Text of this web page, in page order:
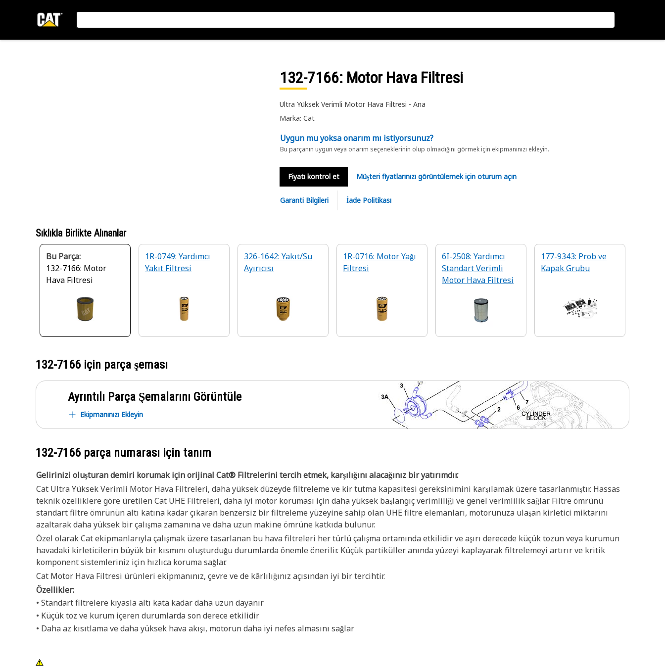
132-7166: Motor Hava Filtresi
Ultra Yüksek Verimli Motor Hava Filtresi - Ana
Marka: Cat
Uygun mu yoksa onarım mı istiyorsunuz?
Bu parçanın uygun veya onarım seçeneklerinin olup olmadığını görmek için ekipmanınızı ekleyin.
Fiyatı kontrol et Müşteri fiyatlarınızı görüntülemek için oturum açın
Garanti Bilgileri İade Politikası
Sıklıkla Birlikte Alınanlar
Bu Parça:
132-7166: Motor
Hava Filtresi
1R-0749: Yardımcı
Yakıt Filtresi
326-1642: Yakıt/Su
Ayırıcısı
1R-0716: Motor Yağı
Filtresi
6I-2508: Yardımcı
Standart Verimli
Motor Hava Filtresi
177-9343: Prob ve
Kapak Grubu
132-7166 için parça şeması
Ayrıntılı Parça Şemalarını Görüntüle
Ekipmanınızı Ekleyin
132-7166 parça numarası için tanım
Gelirinizi oluşturan demiri korumak için orijinal Cat® Filtrelerini tercih etmek, karşılığını alacağınız bir yatırımdır.
Cat Ultra Yüksek Verimli Motor Hava Filtreleri, daha yüksek düzeyde filtreleme ve kir tutma kapasitesi gereksinimini karşılamak üzere tasarlanmıştır. Hassas
teknik özelliklere göre üretilen Cat UHE Filtreleri, daha iyi motor koruması için daha yüksek başlangıç verimliliği ve genel verimlilik sağlar. Filtre ömrünü
standart filtre ömrünün altı katına kadar çıkaran benzersiz bir filtreleme yüzeyine sahip olan UHE filtre elemanları, motorunuza ulaşan kirletici miktarını
azaltarak daha yüksek bir çalışma zamanına ve daha uzun makine ömrüne katkıda bulunur.
Özel olarak Cat ekipmanlarıyla çalışmak üzere tasarlanan bu hava filtreleri her türlü çalışma ortamında etkilidir ve aşırı derecede küçük tozun veya kurumun
havadaki kirleticilerin büyük bir kısmını oluşturduğu durumlarda önemle önerilir. Küçük partiküller anında yüzeyi kaplayarak filtrelemeyi artırır ve kritik
komponent sistemleriniz için hızlıca koruma sağlar.
Cat Motor Hava Filtresi ürünleri ekipmanınız, çevre ve de kârlılığınız açısından iyi bir tercihtir.
Özellikler:
• Standart filtrelere kıyasla altı kata kadar daha uzun dayanır
• Küçük toz ve kurum içeren durumlarda son derece etkilidir
• Daha az kısıtlama ve daha yüksek hava akışı, motorun daha iyi nefes almasını sağlar